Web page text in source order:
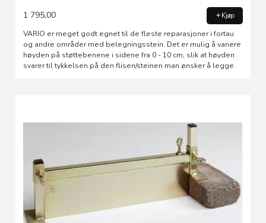
1 795,00 Kjøp
VARIO er meget godt egnet til de fleste reparasjoner i fortau
og andre områder med belegningsstein. Det er mulig å variere
høyden på støttebenene i sidene fra 0 - 10 cm, slik at høyden
svarer til tykkelsen på den flisen/steinen man ønsker å legge.